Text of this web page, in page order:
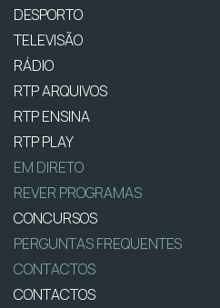
DESPORTO
TELEVISÃO
RÁDIO
RTP ARQUIVOS
RTP ENSINA
RTP PLAY
EM DIRETO
REVER PROGRAMAS
CONCURSOS
PERGUNTAS FREQUENTES
CONTACTOS
CONTACTOS